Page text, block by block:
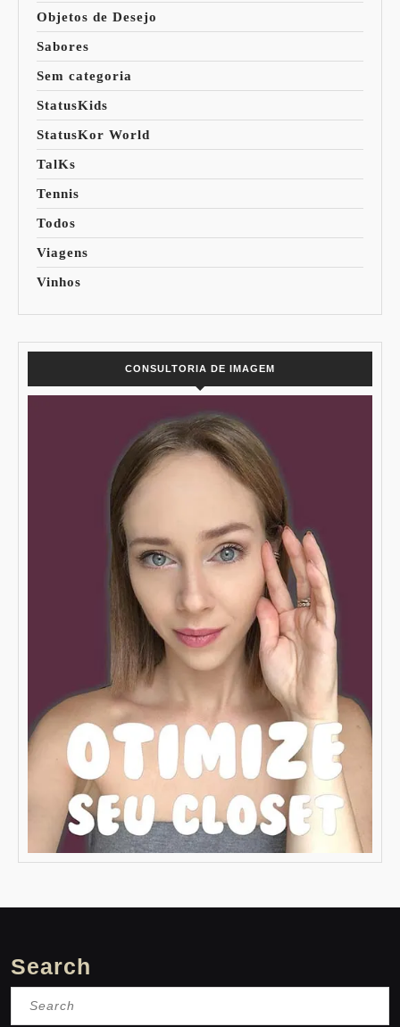
Objetos de Desejo
Sabores
Sem categoria
StatusKids
StatusKor World
TalKs
Tennis
Todos
Viagens
Vinhos
CONSULTORIA DE IMAGEM
Search